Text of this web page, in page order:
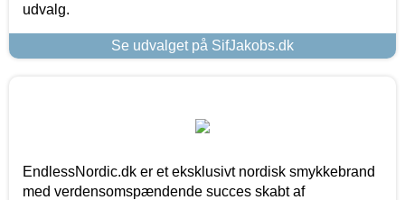
udvalg.
Se udvalget på SifJakobs.dk
EndlessNordic.dk er et eksklusivt nordisk smykkebrand
med verdensomspændende succes skabt af